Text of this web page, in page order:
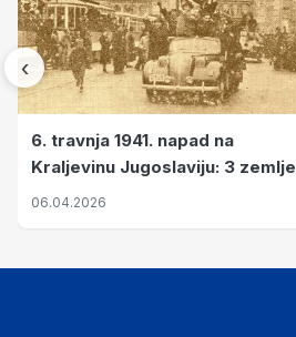
‹
6. travnja 1941. napad na
Kraljevinu Jugoslaviju: 3 zemlje
nastale njenim raspadom
06.04.2026